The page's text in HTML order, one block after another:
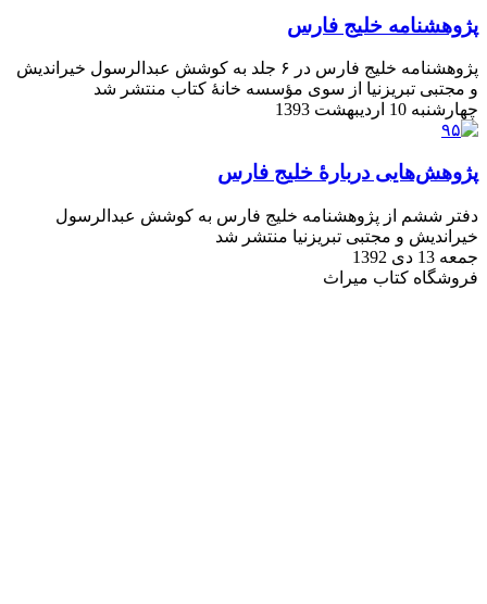
پژوهشنامه خلیج فارس
پژوهشنامه خلیج فارس در ۶ جلد به کوشش عبدالرسول خیراندیش
و مجتبی تبریزنیا از سوی مؤسسه خانۀ کتاب منتشر شد
چهارشنبه 10 اردیبهشت 1393
پژوهش‌هایی دربارهٔ خلیج فارس
دفتر ششم از پژوهشنامه خلیج فارس به کوشش عبدالرسول
خیراندیش و مجتبی تبریزنیا منتشر شد
جمعه 13 دی 1392
فروشگاه کتاب میراث